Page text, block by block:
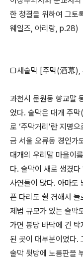
한 청결을 위하여 그토
웨일즈, 아리랑, p.28)
□새술막 [주막(酒幕),
과천시 문원동 향교말
었다. 술막은 대개 주
로 ‘주막거리’란 지명
금 서울 오류동 경인가
대개의 우리말 마을이
다. 술막이 새로 생겼
사연들이 많다. 아마도
픈 다리도 쉴 겸해서
제법 규모가 있는 술막
가면 봉당 바닥에 긴
된 곳이 대부분이었다.
술막 뒷방에 노름판을